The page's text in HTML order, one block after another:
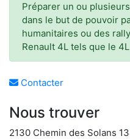
Préparer un ou
dans le but de pouvoir
humanitaires ou des
Renault 4L tels que le
Contacter
Nous trouver
2130 Chemin des Solans